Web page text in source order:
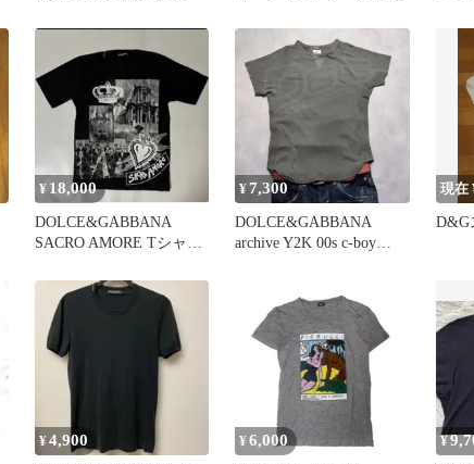
¥ 18,000
DOLCE&GABBANA
SACRO AMORE Tシャツ
¥7,300
DOLCE&GABBANA
archive Y2K 00s c-boy
現在
D&G
¥4,900 ¥ 6,000 ¥